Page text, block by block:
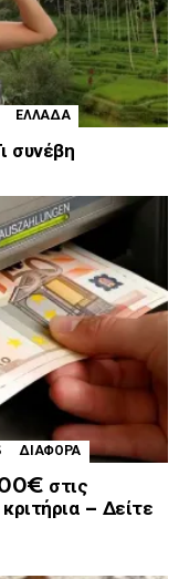
ΕΛΛΑΔΑ
συνέβη
ΔΙΑΦΟΡΑ
στις
– Δείτε